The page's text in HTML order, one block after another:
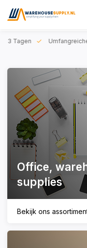
3 Tagen
Office,
supplies
Bekijk ons